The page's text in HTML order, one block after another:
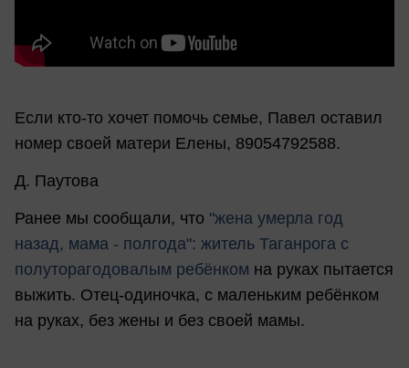
Если кто-то хочет помочь семье, Павел оставил
номер своей матери Елены, 89054792588.
Д. Паутова
Ранее мы сообщали, что "жена умерла год
назад, мама - полгода": житель Таганрога с
полуторагодовалым ребёнком на руках пытается
выжить. Отец-одиночка, с маленьким ребёнком
на руках, без жены и без своей мамы.